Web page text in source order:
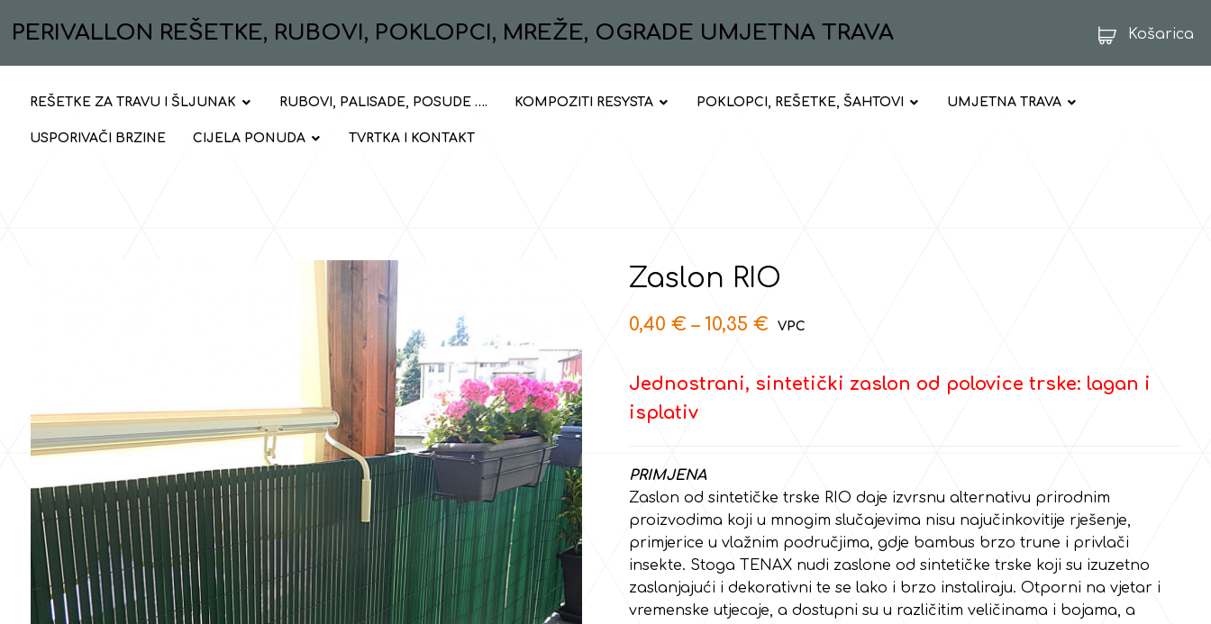
PERIVALLON REŠETKE, RUBOVI, POKLOPCI, MREŽE, OGRADE UMJETNA TRAVA Košarica
REŠETKE ZA TRAVU I ŠLJUNAK RUBOVI, PALISADE, POSUDE …. KOMPOZITI RESYSTA POKLOPCI, REŠETKE, ŠAHTOVI UMJETNA TRAVA
USPORIVAČI BRZINE CIJELA PONUDA TVRTKA I KONTAKT
Zaslon RIO
0,40 € – 10,35 €
Jednostrani, sintetički zaslon od polovice trske: lagan i
isplativ
PRIMJENA
Zaslon od sintetičke trske RIO daje izvrsnu alternativu prirodnim
proizvodima koji u mnogim slučajevima nisu najučinkovitije rješenje,
primjerice u vlažnim područjima, gdje bambus brzo trune i privlači
insekte. Stoga TENAX nudi zaslone od sintetičke trske koji su izuzetno
zaslanjajući i dekorativni te se lako i brzo instaliraju. Otporni na vjetar i
vremenske utjecaje, a dostupni su u različitim veličinama i bojama, a